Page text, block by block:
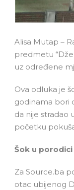
Alisa Mutap –
predmetu
uz određene
Ova odluka je
godinama bori
da nije stradao
početku
Šok u porodici
Za Source.ba
otac ubijenog